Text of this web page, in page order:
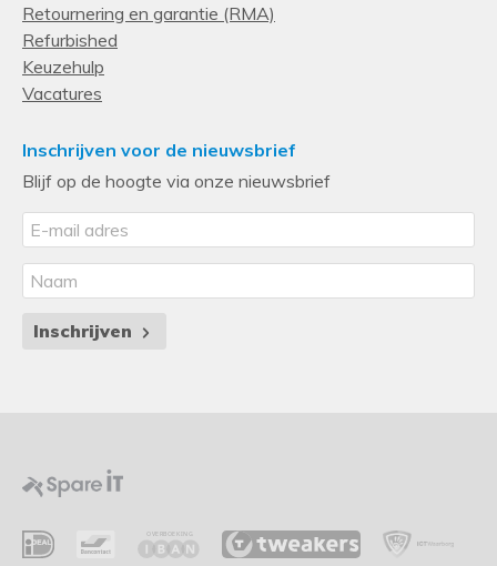
Retournering en garantie (RMA)
Refurbished
Keuzehulp
Vacatures
Inschrijven voor de nieuwsbrief
Blijf op de hoogte via onze nieuwsbrief
Inschrijven